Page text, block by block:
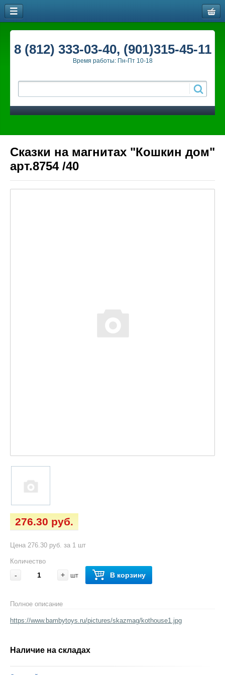
8 (812) 333-03-40, (901)315-45-11
Время работы: Пн-Пт 10-18
Сказки на магнитах "Кошкин дом"
арт.8754 /40
276.30 руб.
Цена 276.30 руб. за 1 шт
Количество
- + шт В корзину
Полное описание
https://www.bambytoys.ru/pictures/skazmag/kothouse1.jpg
Наличие на складах